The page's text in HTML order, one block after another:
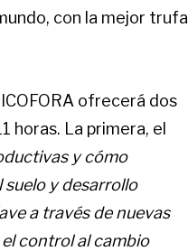
con la mejor trufa
ofrecerá dos
horas. La primera, el
y cómo
y desarrollo
a través de nuevas
control al cambio